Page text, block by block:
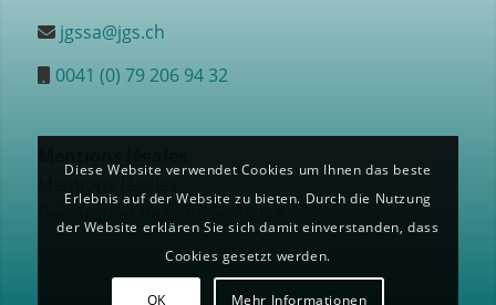
jgssa@jgs.ch
0041 (0) 79 206 94 32
Diese Website verwendet Cookies um Ihnen das beste
Erlebnis auf der Website zu bieten. Durch die Nutzung
der Website erklären Sie sich damit einverstanden, dass
Cookies gesetzt werden.
OK Mehr Informationen